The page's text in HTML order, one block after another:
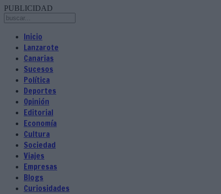
PUBLICIDAD
Inicio
Lanzarote
Canarias
Sucesos
Política
Deportes
Opinión
Editorial
Economía
Cultura
Sociedad
Viajes
Empresas
Blogs
Curiosidades